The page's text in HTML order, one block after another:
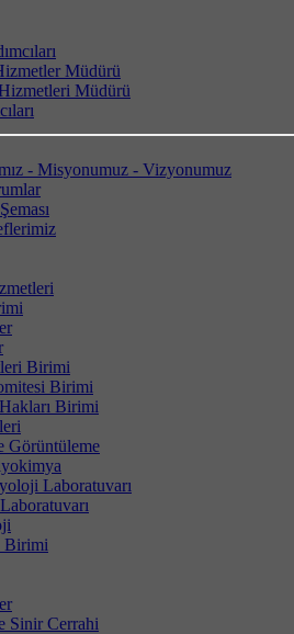
Müdürü
Müdürü
- Misyonumuz - Vizyonumuz
Birimi
Birimi
Birimi
Görüntüleme
Laboratuvarı
Birimi
Sinir Cerrahi